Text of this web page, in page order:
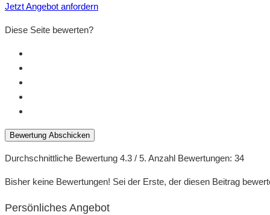
Jetzt Angebot anfordern
Diese Seite bewerten?
Bewertung Abschicken
Durchschnittliche Bewertung 4.3 / 5. Anzahl Bewertungen: 34
Bisher keine Bewertungen! Sei der Erste, der diesen Beitrag
Persönliches Angebot